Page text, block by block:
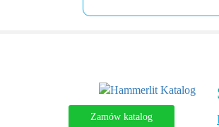
Zamów katalog